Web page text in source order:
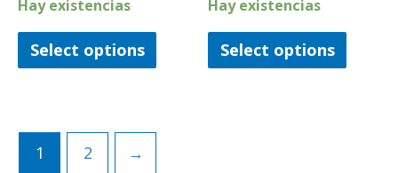
Hay existencias
Select options
Hay existencias
Select options
1 2 →